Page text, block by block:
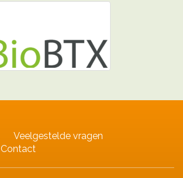
Veelgestelde vragen
Contact